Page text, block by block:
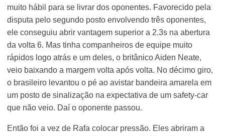
muito hábil para se livrar dos oponentes. Favorecido pela
disputa pelo segundo posto envolvendo três oponentes,
ele conseguiu abrir vantagem superior a 2.3s na abertura
da volta 6. Mas tinha companheiros de equipe muito
rápidos logo atrás e um deles, o britânico Aiden Neate,
veio baixando a margem volta após volta. No décimo giro,
o brasileiro levantou o pé ao avistar bandeira amarela em
um posto de sinalização na expectativa de um safety-car
que não veio. Daí o oponente passou.
Então foi a vez de Rafa colocar pressão. Eles abriram a